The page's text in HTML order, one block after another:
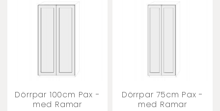
Dörrpar 100cm Pax -
med Ramar
Dörrpar 75cm Pax -
med Ramar